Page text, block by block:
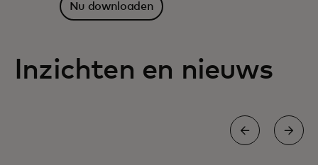
Nu downloaden
Inzichten en nieuws